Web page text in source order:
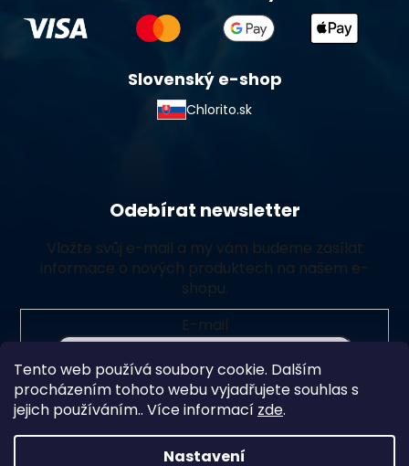
Tento web používá soubory cookie. Dalším
procházením tohoto webu vyjadřujete souhlas s
jejich používáním.. Více informací zde.
Nastavení
Slovenský e-shop
Chlorito.sk
Odebírat newsletter
Vložte svůj e-mail a my vám budeme zasílat
informace o nových produktech na našem e-
shopu.
E-mail
Vložením e-mailu souhlasíte spodmínkami ochrany
osobních údajů
Přihlásit se